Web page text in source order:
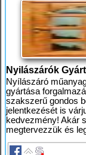
Nyilászárók
Nyílászáró
gyártása
szakszerű gondos
jelentkezését is
kedvezmény! Akár
megtervezzük és